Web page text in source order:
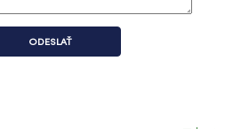
ODESLAŤ